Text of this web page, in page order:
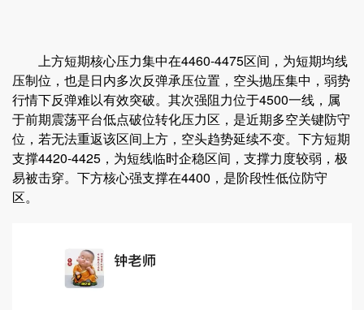
上方短期核心压力集中在4460-4475区间，为短期均线
压制位，也是日内多次反弹承压位置，空头抛压集中，弱势
行情下反弹难以有效突破。其次强阻力位于4500一线，属
于前期震荡平台低点破位转化压力区，是近期多空关键防守
位，若无法重返该区间上方，空头趋势延续不变。下方短期
支撑4420-4425，为短线临时企稳区间，支撑力度较弱，极
易被击穿。下方核心强支撑在4400，是阶段性低位防守
区。